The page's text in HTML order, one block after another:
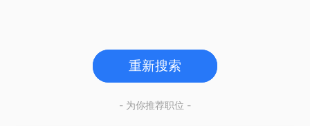
重新搜索
- 为你推荐职位 -